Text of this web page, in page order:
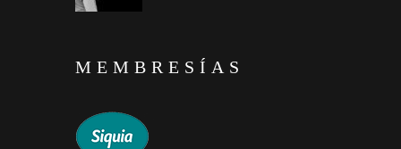
MEMBRESÍAS